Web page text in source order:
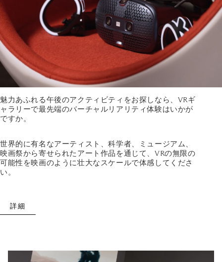
魅力あふれる午後のアクティビティをお探しなら、VRギ
ャラリーで最先端のバーチャルリアリティ体験はいかが
ですか。
世界的に有名なアーティスト、科学者、ミュージアム、
映画祭から寄せられたアート作品を通じて、VRの無限の
可能性を映画のように壮大なスケールで体感してくださ
い。
詳細